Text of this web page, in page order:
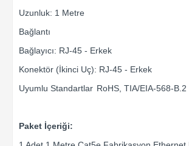
Uzunluk: 1 Metre
Bağlantı
Bağlayıcı: RJ-45 - Erkek
Konektör (İkinci Uç): RJ-45 - Erkek
Uyumlu Standartlar RoHS, TIA/EIA-568-B.2
Paket İçeriği: